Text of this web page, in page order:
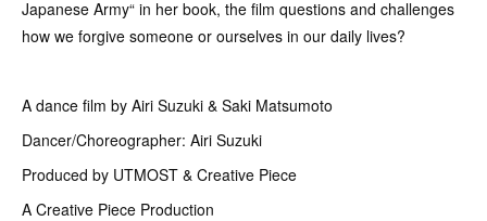
Japanese Army“ in her book, the film questions and challenges
how we forgive someone or ourselves in our daily lives?
A dance film by Airi Suzuki & Saki Matsumoto
Dancer/Choreographer: Airi Suzuki
Produced by UTMOST & Creative Piece
A Creative Piece Production